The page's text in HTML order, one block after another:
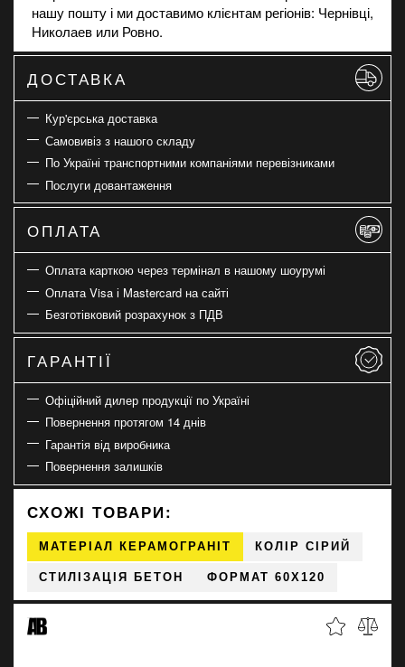
нашу пошту і ми доставимо клієнтам регіонів: Чернівці,
Николаев или Ровно.
ДОСТАВКА
Кур'єрська доставка
Самовивіз з нашого складу
По Україні транспортними компаніями перевізниками
Послуги довантаження
ОПЛАТА
Оплата карткою через термінал в нашому шоурумі
Оплата Visa і Mastercard на сайті
Безготівковий розрахунок з ПДВ
ГАРАНТІЇ
Офіційний дилер продукції по Україні
Повернення протягом 14 днів
Гарантія від виробника
Повернення залишків
СХОЖІ ТОВАРИ:
МАТЕРІАЛ КЕРАМОГРАНІТ КОЛІР СІРИЙ
СТИЛІЗАЦІЯ БЕТОН ФОРМАТ 60X120